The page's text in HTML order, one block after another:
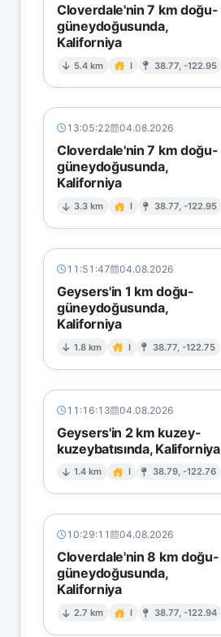
Cloverdale'nin 7 km doğu-
güneydoğusunda,
Kaliforniya
5.4 km I 38.77, -122.95
13:05:22 04.08.2026
Cloverdale'nin 7 km doğu-
güneydoğusunda,
Kaliforniya
3.3 km I 38.77, -122.95
11:51:47 04.08.2026
Geysers'in 1 km doğu-
güneydoğusunda,
Kaliforniya
1.8 km I 38.77, -122.75
11:16:13 04.08.2026
Geysers'in 2 km kuzey-
kuzeybatısında, Kaliforniya
1.4 km I 38.79, -122.76
10:29:11 04.08.2026
Cloverdale'nin 8 km doğu-
güneydoğusunda,
Kaliforniya
2.7 km I 38.77, -122.94